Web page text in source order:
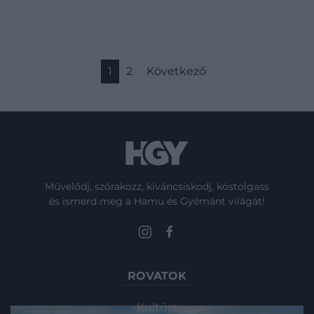
1 2 Következő
Művelődj, szórakozz, kíváncsiskodj, kóstolgass
és ismerd meg a Hamu és Gyémánt világát!
ROVATOK
Kultúra